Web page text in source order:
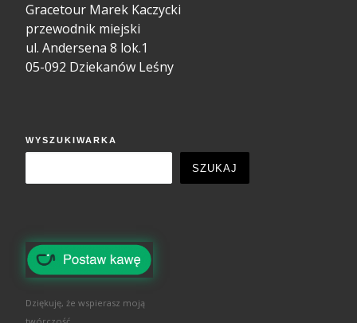
Gracetour Marek Kaczycki
przewodnik miejski
ul. Andersena 8 lok.1
05-092 Dziekanów Leśny
WYSZUKIWARKA
SZUKAJ
Dziękuję, że wspierasz moją